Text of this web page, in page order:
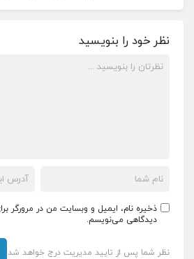
نظر خود را بنویسید
ذخیره نام، ایمیل و وبسایت من در مرورگر
دیدگاهی می‌نویسم.
نظر شما پس از تایید مدیریت درج خواهد شد